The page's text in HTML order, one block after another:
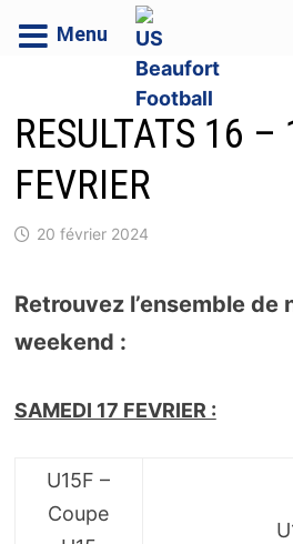
contenu
RESULTATS 16
FEVRIER
20 février 2024
Retrouvez l’ensemble de
weekend :
SAMEDI 17 FEVRIER :
U15F –
Coupe
Menu